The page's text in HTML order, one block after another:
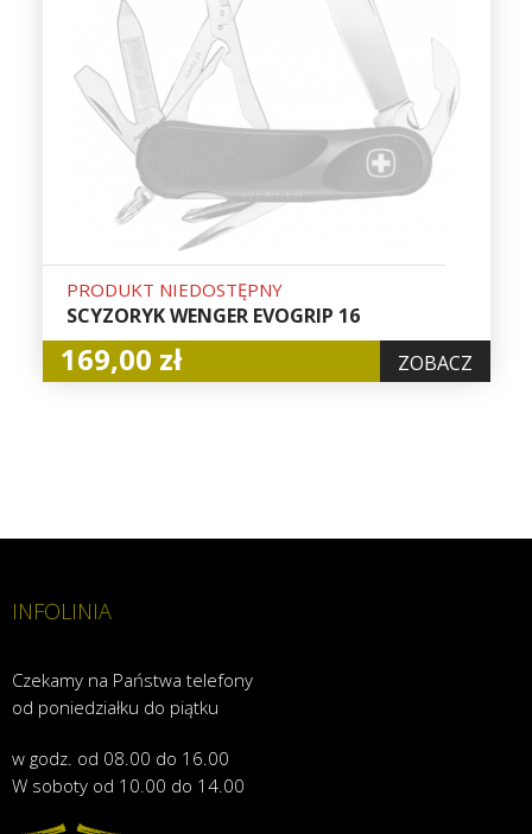
PRODUKT NIEDOSTĘPNY
SCYZORYK WENGER EVOGRIP 16
169,00 zł ZOBACZ
INFOLINIA
Czekamy na Państwa telefony
od poniedziałku do piątku
w godz. od 08.00 do 16.00
W soboty od 10.00 do 14.00